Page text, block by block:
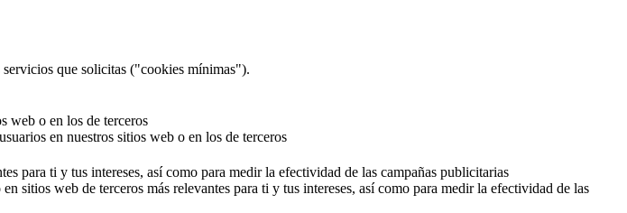
que solicitas ("cookies mínimas").
web o en los de terceros
en nuestros sitios web o en los de terceros
para ti y tus intereses, así como para medir la efectividad de las campañas publicitarias
sitios web de terceros más relevantes para ti y tus intereses, así como para medir la efectividad de las